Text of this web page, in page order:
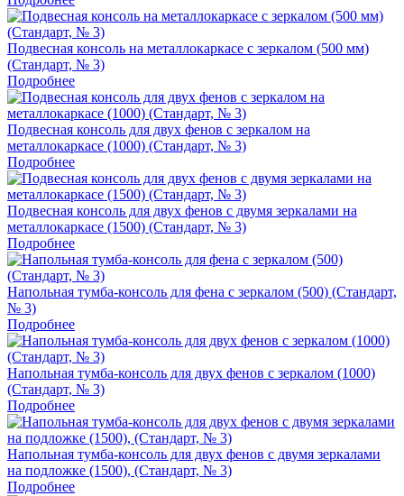
Подвесная консоль на металлокаркасе с зеркалом (500 мм)
(Стандарт, № 3)
Подробнее
Подвесная консоль для двух фенов с зеркалом на
металлокаркасе (1000) (Стандарт, № 3)
Подробнее
Подвесная консоль для двух фенов с двумя зеркалами на
металлокаркасе (1500) (Стандарт, № 3)
Подробнее
Напольная тумба‑консоль для фена с зеркалом (500) (Стандарт,
№ 3)
Подробнее
Напольная тумба‑консоль для двух фенов с зеркалом (1000)
(Стандарт, № 3)
Подробнее
Напольная тумба‑консоль для двух фенов с двумя зеркалами
на подложке (1500), (Стандарт, № 3)
Подробнее